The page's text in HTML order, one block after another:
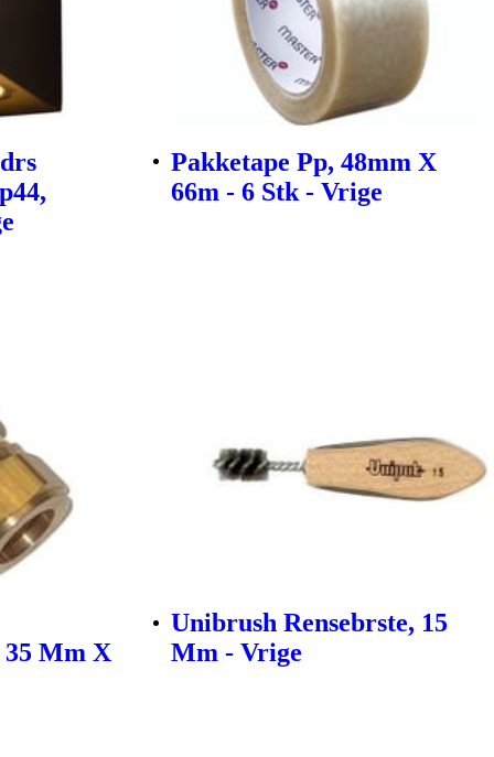
Pakketape Pp, 48mm X
66m - 6 Stk - Vrige
35 Mm X
Unibrush Rensebrste, 15
Mm - Vrige